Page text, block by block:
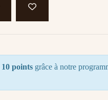
10 points grâce à notre